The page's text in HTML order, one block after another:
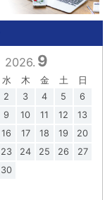
2026. 9
水 木 金 土
日
2 3 4 5
6
9 10 11 12
13
16 17 18 19
20
23 24 25 26
27
30